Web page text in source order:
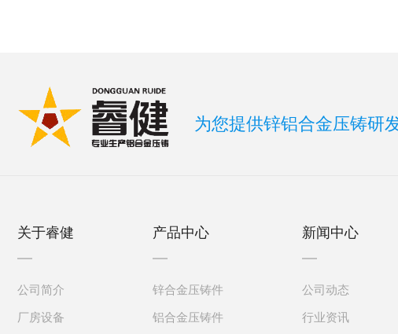
为您提供锌铝合金压铸研
关于睿健
公司简介
厂房设备
产品中心
锌合金压铸件
铝合金压铸件
新闻中心
公司动态
行业资讯